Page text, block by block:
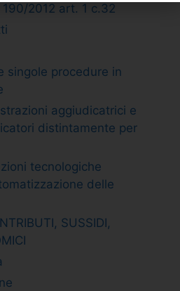
2012 art. 1 c.32
singole procedure in
aggiudicatrici e
distintamente per
tecnologiche
delle
SUSSIDI,